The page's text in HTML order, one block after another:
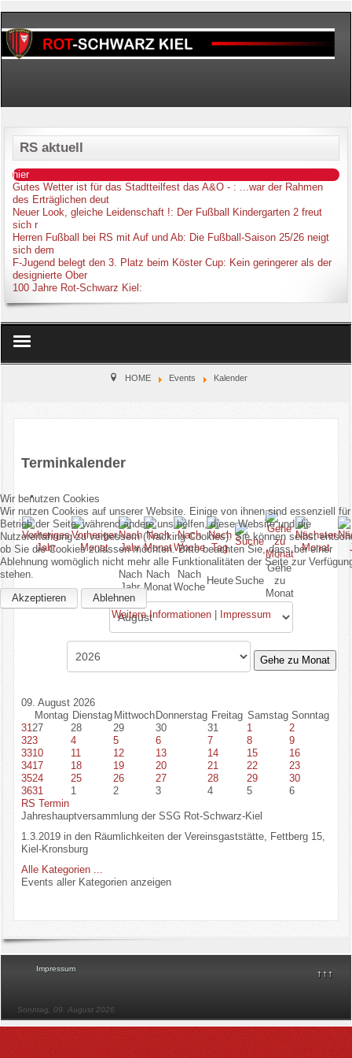
RS aktuell
hier
Gutes Wetter ist für das Stadtteilfest das A&O - : ...war der Rahmen
des Erträglichen deut
Neuer Look, gleiche Leidenschaft !: Der Fußball Kindergarten 2 freut
sich r
Herren Fußball bei RS mit Auf und Ab: Die Fußball-Saison 25/26 neigt
sich dem
F-Jugend belegt den 3. Platz beim Köster Cup: Kein geringerer als der
designierte Ober
100 Jahre Rot-Schwarz Kiel :
Kinderschutz
Events
Gastronomie
Aktuell
HOME Events Kalender
Terminkalender
Nach
Jahr
Nach
Monat
Nach
Woche
HeuteSuche
Gehe
zu
Monat
Gehe zu Monat
09. August 2026
Montag Dienstag MittwochDonnerstag Freitag Samstag Sonntag
31 27 28 29 30 31 1
2
323 4 5 6 7 8
9
3310 11 12 13 14 15
16
3417 18 19 20 21 22
23
3524 25 26 27 28 29
30
3631 1 2 3 4 5
6
RS Termin
Jahreshauptversammlung der SSG Rot-Schwarz-Kiel
1.3.2019 in den Räumlichkeiten der Vereinsgaststätte, Fettberg 15,
Kiel-Kronsburg
Alle Kategorien ...
Events aller Kategorien anzeigen
↑↑↑
Impressum
Sonntag, 09. August 2026
Wir benutzen Cookies
Wir nutzen Cookies auf unserer Website. Einige von ihnen sind essenziell
Betrieb der Seite, während andere uns helfen, diese Website und die
Nutzererfahrung zu verbessern (Tracking Cookies). Sie können selbst
ob Sie die Cookies zulassen möchten. Bitte beachten Sie, dass bei einer
Ablehnung womöglich nicht mehr alle Funktionalitäten der Seite zur
stehen.
Akzeptieren
Ablehnen
Weitere Informationen| Impressum